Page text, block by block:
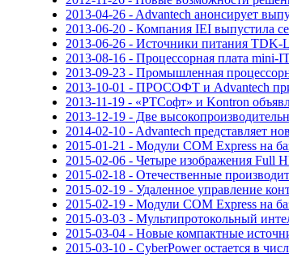
2013-04-26 - Advantech анонсирует
2013-06-20 - Компания IEI выпустила
2013-06-26 - Источники питания
2013-08-16 - Процессорная плата
2013-09-23 - Промышленная
2013-10-01 - ПРОСОФТ и Advantech
2013-11-19 - «РТСофт» и Kontron
2013-12-19 - Две
2014-02-10 - Advantech представляет
2015-01-21 - Модули COM Express на
2015-02-06 - Четыре изображения Full
2015-02-18 - Отечественные
2015-02-19 - Удаленное управление
2015-02-19 - Модули COM Express на
2015-03-03 - Мультипротокольный
2015-03-04 - Новые компактные
2015-03-10 - CyberPower остается в